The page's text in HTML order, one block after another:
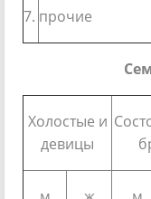
7. прочие
Холостые и
девицы